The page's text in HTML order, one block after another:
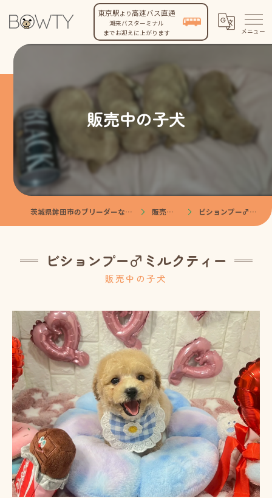
東京駅より高速バス直通
潮来バスターミナル
までお迎えに上がります
販売中の子犬
茨城県鉾田市のブリーダーなら株式会社BOWTY 販売中の子犬 ビションプー♂ミルクティー
販売中の子犬
ビションプー♂ミルクティー